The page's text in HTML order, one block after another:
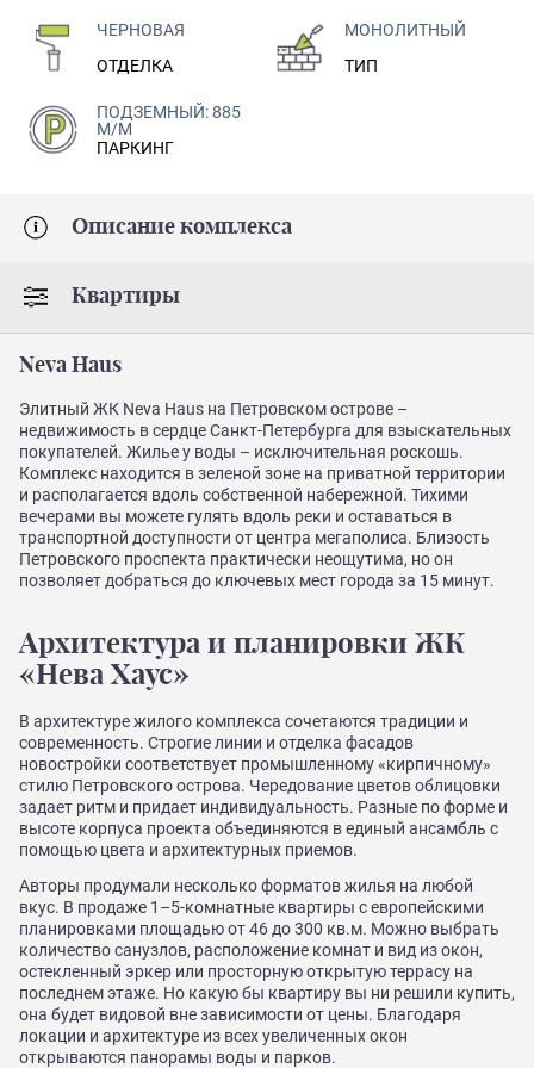
ЧЕРНОВАЯ
ОТДЕЛКА
МОНОЛИТНЫЙ
ТИП
ПОДЗЕМНЫЙ: 885
М/М
ПАРКИНГ
Описание комплекса
Квартиры
Neva Haus
Элитный ЖК Neva Haus на Петровском острове –
недвижимость в сердце Санкт-Петербурга для взыскательных
покупателей. Жилье у воды – исключительная роскошь.
Комплекс находится в зеленой зоне на приватной территории
и располагается вдоль собственной набережной. Тихими
вечерами вы можете гулять вдоль реки и оставаться в
транспортной доступности от центра мегаполиса. Близость
Петровского проспекта практически неощутима, но он
позволяет добраться до ключевых мест города за 15 минут.
Архитектура и планировки ЖК
«Нева Хаус»
В архитектуре жилого комплекса сочетаются традиции и
современность. Строгие линии и отделка фасадов
новостройки соответствует промышленному «кирпичному»
стилю Петровского острова. Чередование цветов облицовки
задает ритм и придает индивидуальность. Разные по форме и
высоте корпуса проекта объединяются в единый ансамбль с
помощью цвета и архитектурных приемов.
Авторы продумали несколько форматов жилья на любой
вкус. В продаже 1–5-комнатные квартиры с европейскими
планировками площадью от 46 до 300 кв.м. Можно выбрать
количество санузлов, расположение комнат и вид из окон,
остекленный эркер или просторную открытую террасу на
последнем этаже. Но какую бы квартиру вы ни решили купить,
она будет видовой вне зависимости от цены. Благодаря
локации и архитектуре из всех увеличенных окон
открываются панорамы воды и парков.